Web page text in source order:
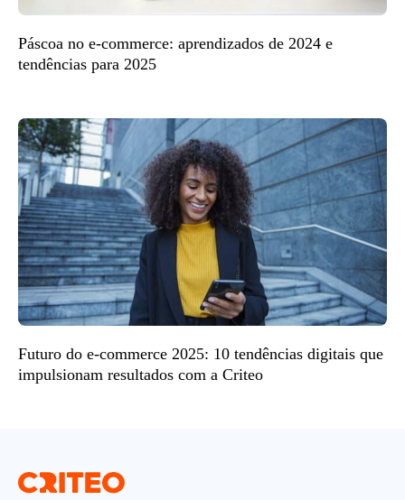
Páscoa no e-commerce: aprendizados de 2024 e
tendências para 2025
Futuro do e-commerce 2025: 10 tendências digitais que
impulsionam resultados com a Criteo